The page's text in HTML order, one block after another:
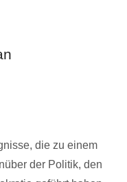
die zu einem
der Politik, den